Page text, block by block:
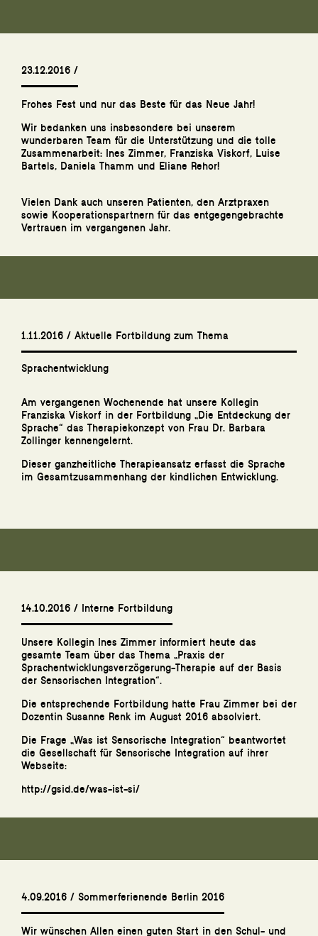
23.12.2016 /
Frohes Fest und nur das Beste für das Neue Jahr!
Wir bedanken uns insbesondere bei unserem
wunderbaren Team für die Unterstützung und die tolle
Zusammenarbeit: Ines Zimmer, Franziska Viskorf, Luise
Bartels, Daniela Thamm und Eliane Rehor!
Vielen Dank auch unseren Patienten, den Arztpraxen
sowie Kooperationspartnern für das entgegengebrachte
Vertrauen im vergangenen Jahr.
1.11.2016 / Aktuelle Fortbildung zum Thema
Sprachentwicklung
Am vergangenen Wochenende hat unsere Kollegin
Franziska Viskorf in der Fortbildung „Die Entdeckung der
Sprache“ das Therapiekonzept von Frau Dr. Barbara
Zollinger kennengelernt.
Dieser ganzheitliche Therapieansatz erfasst die Sprache
im Gesamtzusammenhang der kindlichen Entwicklung.
14.10.2016 / Interne Fortbildung
Unsere Kollegin Ines Zimmer informiert heute das
gesamte Team über das Thema „Praxis der
Sprachentwicklungsverzögerung-Therapie auf der Basis
der Sensorischen Integration“.
Die entsprechende Fortbildung hatte Frau Zimmer bei der
Dozentin Susanne Renk im August 2016 absolviert.
Die Frage „Was ist Sensorische Integration“ beantwortet
die Gesellschaft für Sensorische Integration auf ihrer
Webseite:
http://gsid.de/was-ist-si/
4.09.2016 / Sommerferienende Berlin 2016
Wir wünschen Allen einen guten Start in den Schul- und